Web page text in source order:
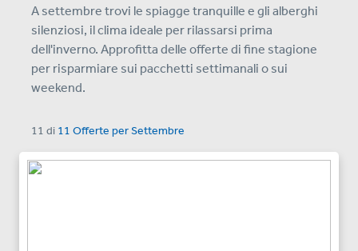
A settembre trovi le spiagge tranquille e gli alberghi
silenziosi, il clima ideale per rilassarsi prima
dell'inverno. Approfitta delle offerte di fine stagione
per risparmiare sui pacchetti settimanali o sui
weekend.
11 di 11 Offerte perSettembre